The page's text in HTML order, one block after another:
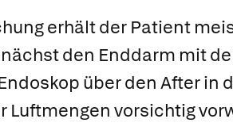
erhält der Patient
den Enddarm mit
über den After in
Luftmengen vorsichtig